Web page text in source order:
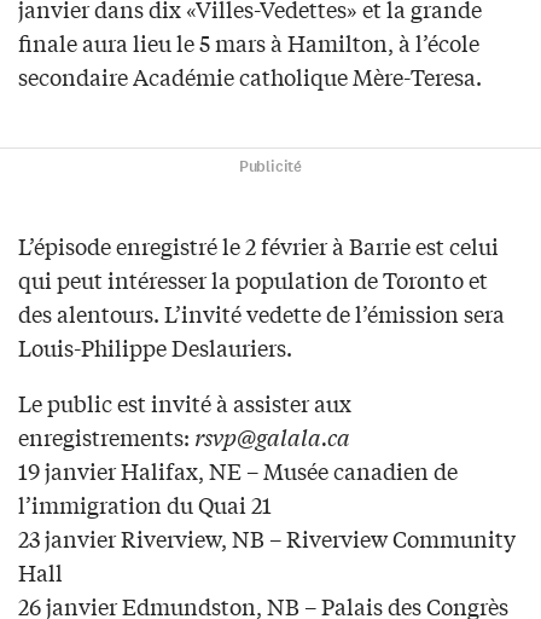
janvier dans dix «Villes-Vedettes» et la grande
finale aura lieu le 5 mars à Hamilton, à l’école
secondaire Académie catholique Mère-Teresa.
Publicité
L’épisode enregistré le 2 février à Barrie est celui
qui peut intéresser la population de Toronto et
des alentours. L’invité vedette de l’émission sera
Louis-Philippe Deslauriers.
Le public est invité à assister aux
enregistrements: rsvp@galala.ca
19 janvier Halifax, NE – Musée canadien de
l’immigration du Quai 21
23 janvier Riverview, NB – Riverview Community
Hall
26 janvier Edmundston, NB – Palais des Congrès